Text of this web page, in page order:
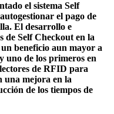
el sistema Self
el pago de
El desarrollo e
de Self Checkout en la
beneficio aun mayor a
uno de los primeros en
de RFID para
una mejora en la
de los tiempos de